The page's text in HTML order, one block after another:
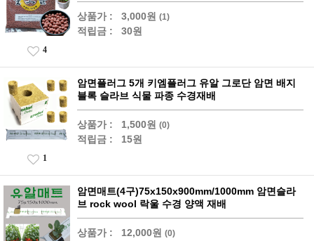
상품가 : 3,000원 (1)
적립금 : 30원
4
암면플러그 5개 키엠플러그 유알 그로단 암면 배지
블록 슬라브 식물 파종 수경재배
상품가 : 1,500원 (0)
적립금 : 15원
1
암면매트(4구)75x150x900mm/1000mm 암면슬라
브 rock wool 락울 수경 양액 재배
상품가 : 12,000원 (0)